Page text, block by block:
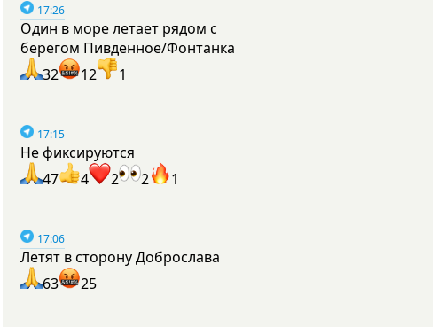
17:26
Один в море летает рядом с
берегом Пивденное/Фонтанка
32
12 1
17:15
Не фиксируются
47
4 2 2 1
17:06
Летят в сторону Доброслава
63
25